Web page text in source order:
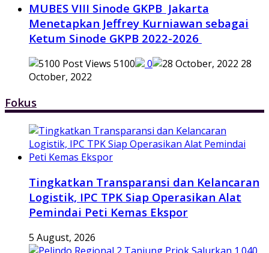
MUBES VIII Sinode GKPB Jakarta
Menetapkan Jeffrey Kurniawan sebagai
Ketum Sinode GKPB 2022-2026
5100 0
28
October, 2022
Fokus
Tingkatkan Transparansi dan Kelancaran
Logistik, IPC TPK Siap Operasikan Alat
Pemindai Peti Kemas Ekspor
5 August, 2026